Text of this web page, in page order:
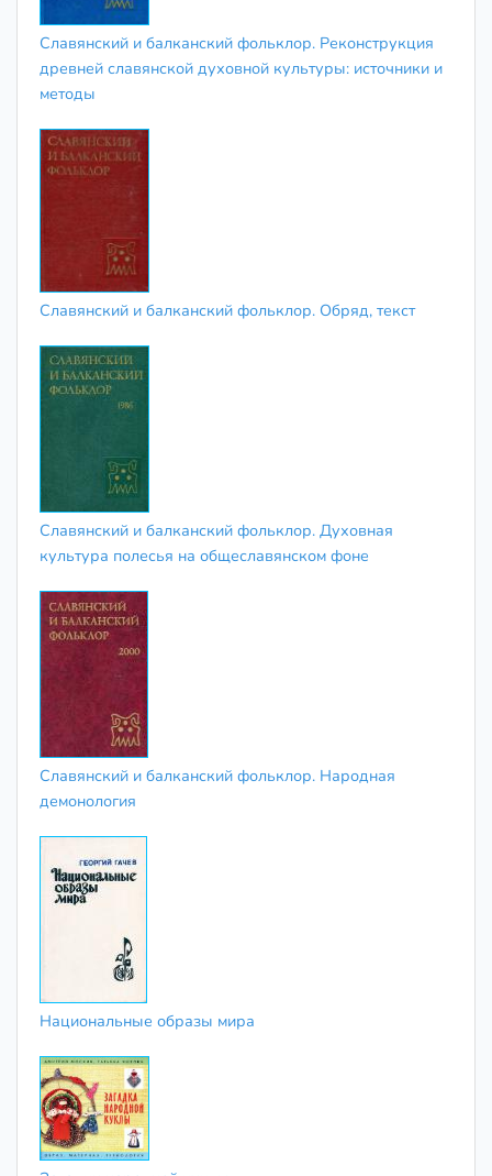
Славянский и балканский фольклор. Реконструкция
древней славянской духовной культуры: источники и
методы
Славянский и балканский фольклор. Обряд, текст
Славянский и балканский фольклор. Духовная
культура полесья на общеславянском фоне
Славянский и балканский фольклор. Народная
демонология
Национальные образы мира